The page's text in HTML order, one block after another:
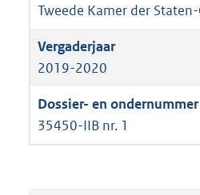
Tweede Kamer der
2019-2020
35450-IIB nr. 1